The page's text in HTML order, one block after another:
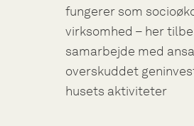
fungerer som
virksomhed – her
samarbejde med
overskuddet
husets aktiviteter